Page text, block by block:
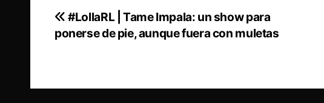
Navegación
de
#LollaRL | Tame Impala: un show para
ponerse de pie, aunque fuera con muletas